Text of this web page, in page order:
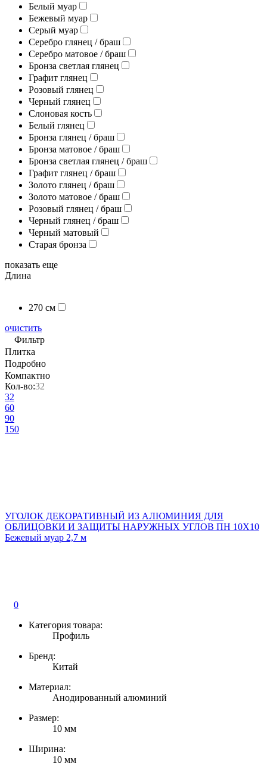
Белый муар
Бежевый муар
Серый муар
Серебро глянец / браш
Серебро матовое / браш
Бронза светлая глянец
Графит глянец
Розовый глянец
Черный глянец
Слоновая кость
Белый глянец
Бронза глянец / браш
Бронза матовое / браш
Бронза светлая глянец / браш
Графит глянец / браш
Золото глянец / браш
Золото матовое / браш
Розовый глянец / браш
Черный глянец / браш
Черный матовый
Старая бронза
показать еще
Длина
270 см
очистить
Фильтр
Плитка
Подробно
Компактно
Кол-во:32
32
60
90
150
УГОЛОК ДЕКОРАТИВНЫЙ ИЗ АЛЮМИНИЯ ДЛЯ
ОБЛИЦОВКИ И ЗАЩИТЫ НАРУЖНЫХ УГЛОВ ПН 10Х10
Бежевый муар 2,7 м
0
Категория товара:
Профиль
Бренд:
Китай
Материал:
Анодированный алюминий
Размер:
10 мм
Ширина:
10 мм